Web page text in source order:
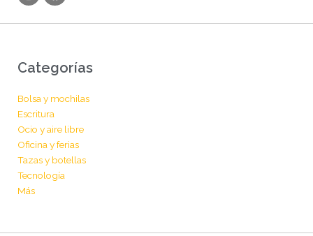
t
r
a
e
o
k
Categorías
Bolsa y mochilas
Escritura
Ocio y aire libre
Oficina y ferias
Tazas y botellas
Tecnología
Más